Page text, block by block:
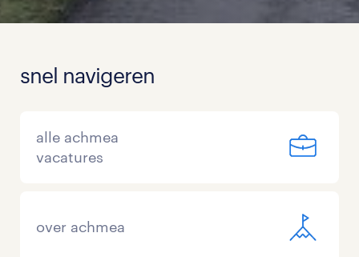
snel navigeren
alle achmea
vacatures
over achmea